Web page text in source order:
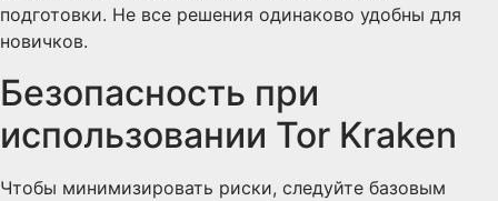
подготовки. Не все решения одинаково удобны для
новичков.
Безопасность при
использовании Tor Kraken
Чтобы минимизировать риски, следуйте базовым